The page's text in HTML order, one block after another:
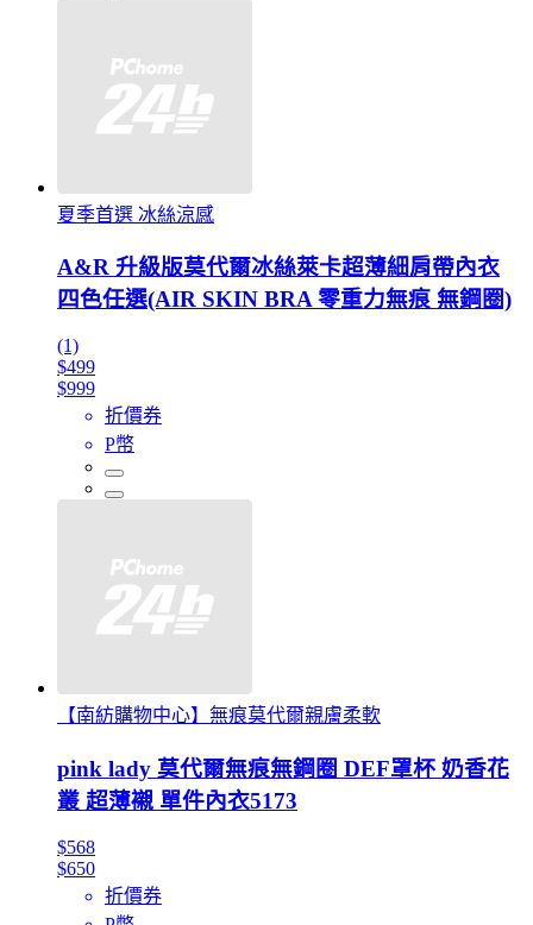
夏季首選 冰絲涼感
A&R 升級版莫代爾冰絲萊卡超薄細肩帶內衣
四色任選(AIR SKIN BRA 零重力無痕 無鋼圈)
(1)
$499
$999
折價券
P幣
【南紡購物中心】無痕莫代爾親膚柔軟
pink lady 莫代爾無痕無鋼圈 DEF罩杯 奶香花
叢 超薄襯 單件內衣5173
$568
$650
折價券